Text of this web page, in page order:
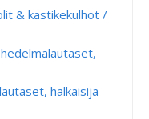
& kastikekulhot /
halkaisija